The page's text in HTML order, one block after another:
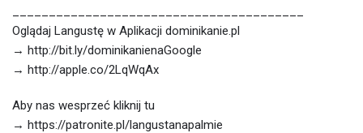
Oglądaj Langustę w Aplikacji dominikanie.pl
→ http://bit.ly/dominikanienaGoogle
→ http://apple.co/2LqWqAx
Aby nas wesprzeć kliknij tu
→ https://patronite.pl/langustanapalmie